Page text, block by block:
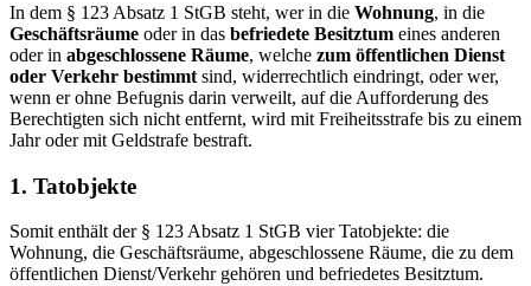
In dem § 123 Absatz 1 StGB steht, wer in die Wohnung, in die
Geschäftsräume oder in das befriedete Besitztum eines anderen
oder in abgeschlossene Räume, welche zum öffentlichen Dienst
oder Verkehr bestimmt sind, widerrechtlich eindringt, oder wer,
wenn er ohne Befugnis darin verweilt, auf die Aufforderung des
Berechtigten sich nicht entfernt, wird mit Freiheitsstrafe bis zu einem
Jahr oder mit Geldstrafe bestraft.
1. Tatobjekte
Somit enthält der § 123 Absatz 1 StGB vier Tatobjekte: die
Wohnung, die Geschäftsräume, abgeschlossene Räume, die zu dem
öffentlichen Dienst/Verkehr gehören und befriedetes Besitztum.